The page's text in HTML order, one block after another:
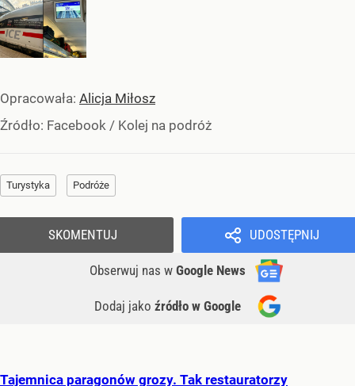
Opracowała: Alicja Miłosz
Źródło: Facebook / Kolej na podróż
Turystyka Podróże
UDOSTĘPNIJ
Obserwuj nas w Google News
Dodaj jako źródło w Google
SKOMENTUJ
Tajemnica paragonów grozy. Tak restauratorzy